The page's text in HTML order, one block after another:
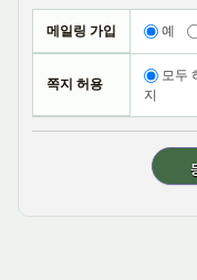
1. 개인정보 파일명 :
- 개인정보 항목 : 이
이름, 직책, 서비스
- 수집방법 : 홈페이지
- 보유근거 : 동탄명
- 보유기간 : 3년
- 관련법령 : 신용정
메일링 가입 예
쪽지 허용
모두
지